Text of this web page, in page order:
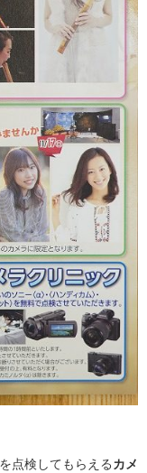
点検してもらえる カメ